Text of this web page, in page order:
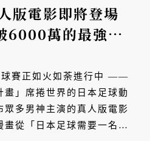
版電影即將登場
萬的最強足
全球？
賽正如火如荼進行中 ——
」席捲世界的日本足球動
眾多男神主演的真人版電影
畫從「日本足球需要一名世